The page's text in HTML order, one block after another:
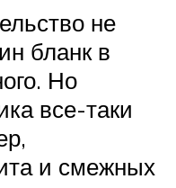
не
бланк в
Но
все-таки
и смежных